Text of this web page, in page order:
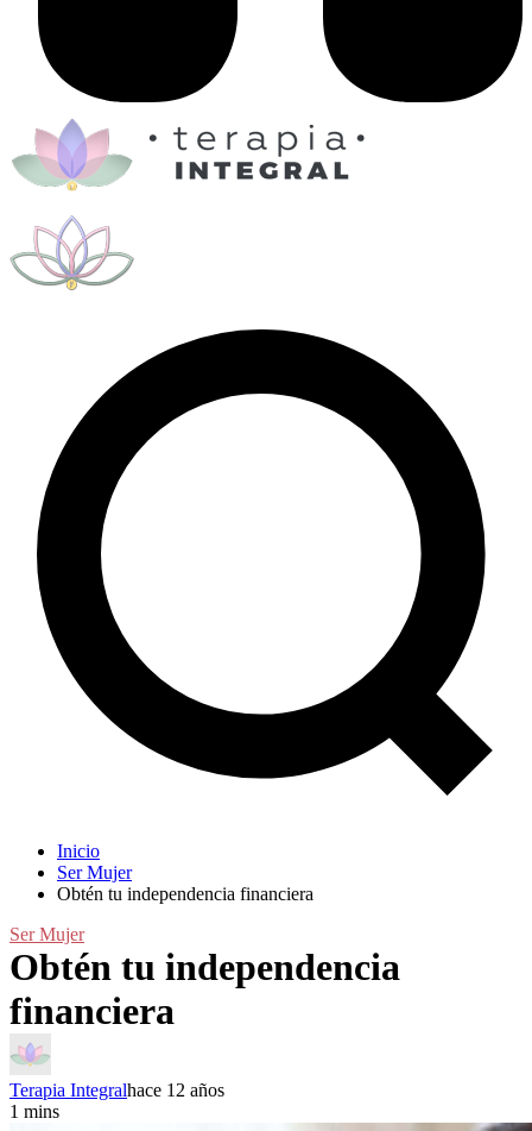
Inicio
Ser Mujer
Obtén tu independencia financiera
Ser Mujer
Obtén tu independencia
financiera
Terapia Integralhace 12 años
1 mins